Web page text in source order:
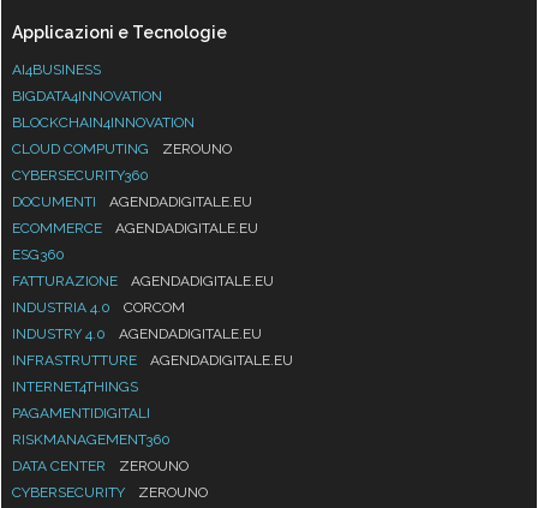
Applicazioni e Tecnologie
AI4BUSINESS
BIGDATA4INNOVATION
BLOCKCHAIN4INNOVATION
CLOUD COMPUTING
ZEROUNO
CYBERSECURITY360
DOCUMENTI
AGENDADIGITALE.EU
ECOMMERCE
AGENDADIGITALE.EU
ESG360
FATTURAZIONE
AGENDADIGITALE.EU
INDUSTRIA 4.0
CORCOM
INDUSTRY 4.0
AGENDADIGITALE.EU
INFRASTRUTTURE
AGENDADIGITALE.EU
INTERNET4THINGS
PAGAMENTIDIGITALI
RISKMANAGEMENT360
DATA CENTER
ZEROUNO
CYBERSECURITY
ZEROUNO